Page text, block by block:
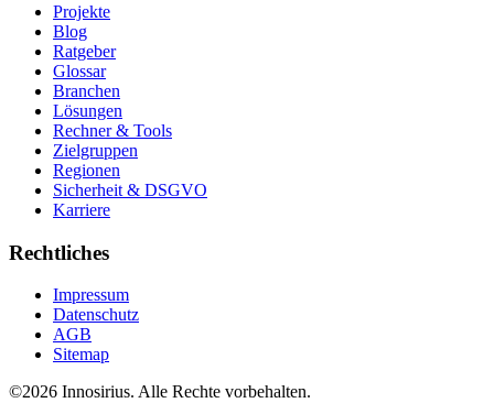
Projekte
Blog
Ratgeber
Glossar
Branchen
Lösungen
Rechner & Tools
Zielgruppen
Regionen
Sicherheit & DSGVO
Karriere
Rechtliches
Impressum
Datenschutz
AGB
Sitemap
©2026 Innosirius. Alle Rechte vorbehalten.